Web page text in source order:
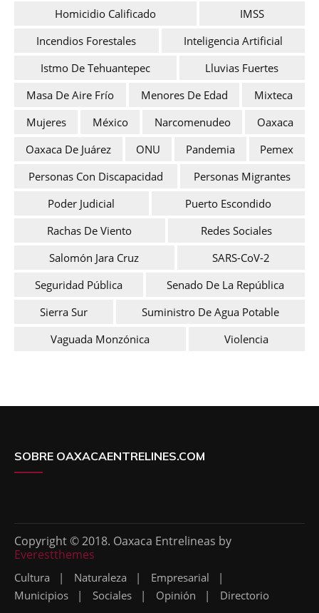
Homicidio Calificado
IMSS
Incendios Forestales
Inteligencia Artificial
Istmo De Tehuantepec
Lluvias Fuertes
Masa De Aire Frío
Menores De Edad
Mixteca
Mujeres
México Narcomenudeo
Oaxaca
Oaxaca De Juárez
ONU Pandemia
Pemex
Personas Con Discapacidad
Personas Migrantes
Poder Judicial
Puerto Escondido
Rachas De Viento
Redes Sociales
Salomón Jara Cruz
SARS-CoV-2
Seguridad Pública
Senado De La República
Sierra Sur
Suministro De Agua Potable
Vaguada Monzónica
Violencia
SOBRE OAXACAENTRELINES.COM
Copyright © 2018. Oaxaca Entrelineas by
Everestthemes
Cultura Naturaleza
Empresarial
Municipios
Sociales Opinión Directorio